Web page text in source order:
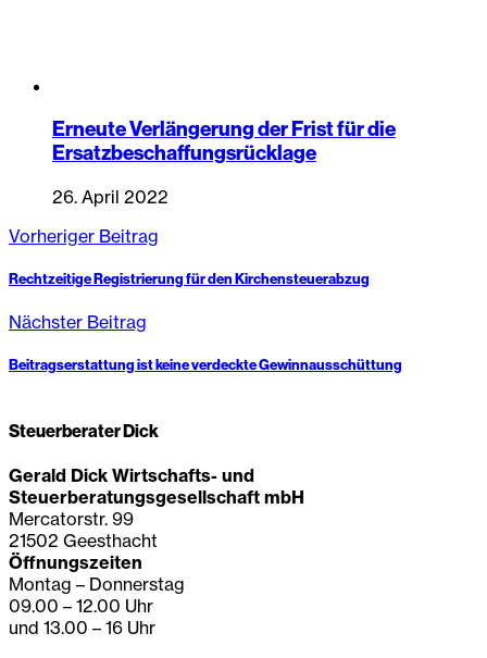
Erneute Verlängerung der Frist für die
Ersatzbeschaffungsrücklage
26. April 2022
Vorheriger Beitrag
Rechtzeitige Registrierung für den Kirchensteuerabzug
Nächster Beitrag
Beitragserstattung ist keine verdeckte Gewinnausschüttung
Steuerberater Dick
Gerald Dick Wirtschafts- und
Steuerberatungsgesellschaft mbH
Mercatorstr. 99
21502 Geesthacht
Öffnungszeiten
Montag – Donnerstag
09.00 – 12.00 Uhr
und 13.00 – 16 Uhr